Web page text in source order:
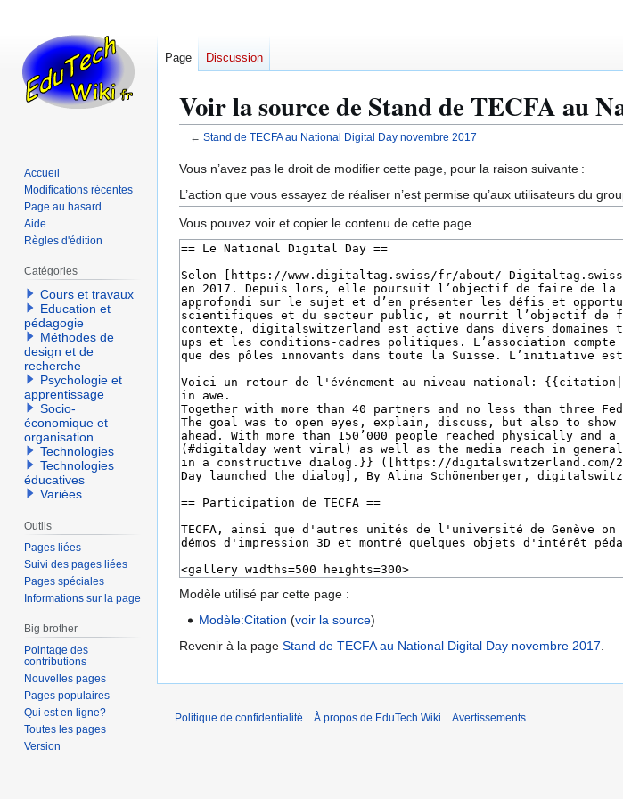
Voir la source de Stand de TECFA au
← Stand de TECFA au National Digital Day novembre 2017
Aller
à
la
navigation
Aller
à
la
recherche
Vous n’avez pas le droit de modifier cette page, pour la raison suivante :
L’action que vous essayez de réaliser n’est permise qu’aux utilisateurs du
Vous pouvez voir et copier le contenu de cette page.
Modèle utilisé par cette page :
Modèle:Citation (voir la source)
Revenir à la page Stand de TECFA au National Digital Day novembre 2017
Page Discussion
Accueil
Modifications récentes
Page au hasard
Aide
Règles d'édition
Catégories
Cours et travaux
Education et
pédagogie
Méthodes de
design et de
recherche
Psychologie et
apprentissage
Socio-
économique et
organisation
Technologies
Technologies
éducatives
Variées
Outils
Pages liées
Suivi des pages liées
Pages spéciales
Informations sur la page
Big brother
Pointage des
contributions
Nouvelles pages
Pages populaires
Qui est en ligne?
Toutes les pages
Version
Politique de confidentialité À propos de EduTech Wiki Avertissements